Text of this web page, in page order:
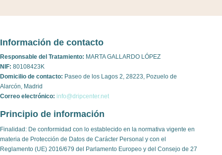
Información de contacto
Responsable del Tratamiento: MARTA GALLARDO LÓPEZ
NIF: 80108423K
Domicilio de contacto: Paseo de los Lagos 2, 28223, Pozuelo de
Alarcón, Madrid
Correo electrónico: info@dripcenter.net
Principio de información
Finalidad: De conformidad con lo establecido en la normativa vigente en
materia de Protección de Datos de Carácter Personal y con el
Reglamento (UE) 2016/679 del Parlamento Europeo y del Consejo de 27